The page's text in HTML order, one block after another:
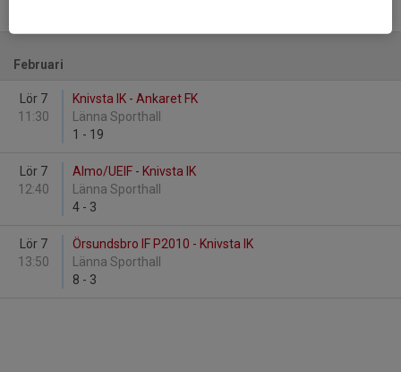
Februari
Lör 7
11:30
Knivsta IK - Ankaret FK
Länna Sporthall
1 - 19
Lör 7
12:40
Almo/UEIF - Knivsta IK
Länna Sporthall
4 - 3
Lör 7
13:50
Örsundsbro IF P2010 - Knivsta IK
Länna Sporthall
8 - 3